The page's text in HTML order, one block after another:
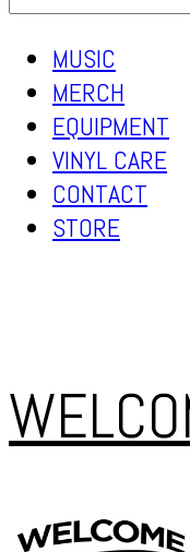
MUSIC
MERCH
EQUIPMENT
VINYL CARE
CONTACT
STORE